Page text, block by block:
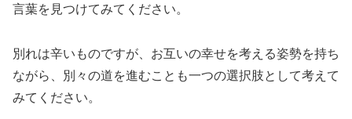
言葉を見つけてみてください。
別れは辛いものですが、お互いの幸せを考える姿勢を持ち
ながら、別々の道を進むことも一つの選択肢として考えて
みてください。